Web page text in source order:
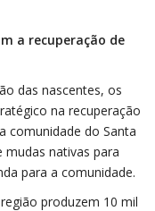
a recuperação de
das nascentes, os
na recuperação
comunidade do Santa
nativas para
para a comunidade.
produzem 10 mil